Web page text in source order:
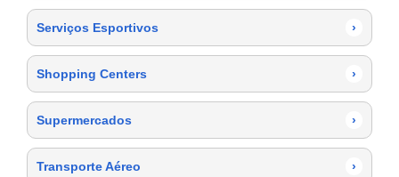
Serviços Esportivos ›
Shopping Centers ›
Supermercados ›
Transporte Aéreo ›